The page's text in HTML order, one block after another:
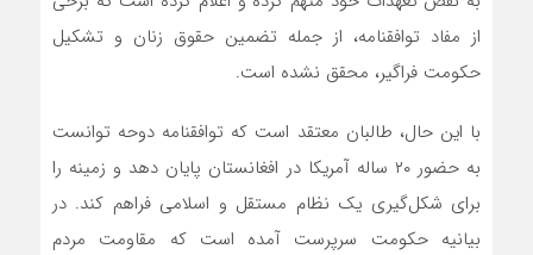
از مفاد توافقنامه، از جمله تضمین حقوق زنان و تشکیل
حکومت فراگیر، محقق نشده است.
با این حال، طالبان معتقد است که توافقنامه دوحه توانست
به حضور ۲۰ ساله آمریکا در افغانستان پایان دهد و زمینه را
برای شکل‌گیری یک نظام مستقل و اسلامی فراهم کند. در
بیانیه حکومت سرپرست آمده است که مقاومت مردم